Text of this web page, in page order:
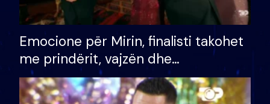
Emocione për Mirin, finalisti takohet
me prindërit, vajzën dhe
bashkëshorten: S’kemi ndonjë letër
divorci apo jo?